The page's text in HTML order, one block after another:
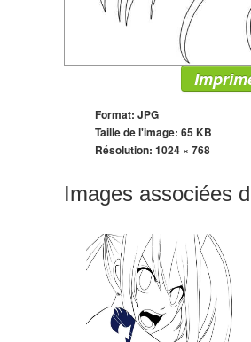
Format: JPG
Taille de l'image: 65 KB
Résolution: 1024 × 768
Images associées